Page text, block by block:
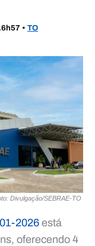
• TO
Divulgação/SEBRAE-TO
2026 está
oferecendo 4